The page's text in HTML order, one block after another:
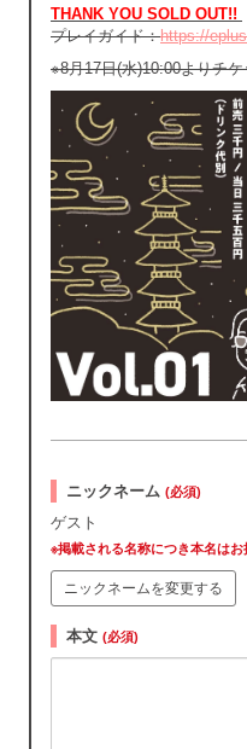
THANK YOU SOLD OUT!! ​
プレイガイド：https://
※8月17日(水)10:00よりチ
ニックネーム (必須)
ゲスト
※掲載される名称につき本名は
ニックネームを変更する
本文 (必須)